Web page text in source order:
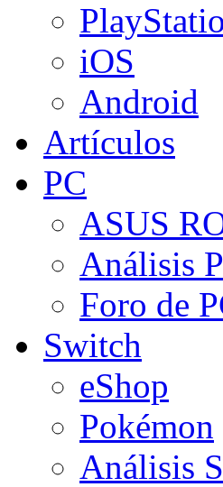
iOS
Android
Artículos
PC
ASUS
Análisis
Foro de
Switch
eShop
Pokémon
Análisis